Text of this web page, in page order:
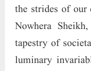
the strides of our
Nowhera
tapestry of
luminary